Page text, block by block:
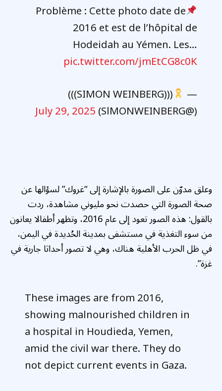
Problème : Cette photo date de
2016 et est de l’hôpital de
Hodeidah au Yémen. Les…
pic.twitter.com/jmEtCG8c0K
—
(((SIMON WEINBERG)))
(@SlMONWEINBERG)
July 29, 2025
وعلق مدوّن على الصورة بالإشارة إلى “غروك” لسؤالها عن
صحة الصورة التي حصدت نحو مليوني مشاهدة، ردت
بالقول: هذه الصور تعود إلى عام 2016، وتظهر أطفالا يعانون
من سوء التغذية في مستشفى بمدينة الحُديدة في اليمن،
في ظل الحرب الأهلية هناك، وهي لا تصور أحداثا جارية في
غزة”.
These images are from 2016,
showing malnourished children in
a hospital in Houdieda, Yemen,
amid the civil war there. They do
not depict current events in Gaza.